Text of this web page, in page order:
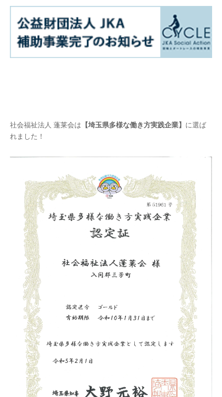
社会福祉法人 蓬莱会は 【埼玉県多様な働き方実践企業】 に選ば
れました！